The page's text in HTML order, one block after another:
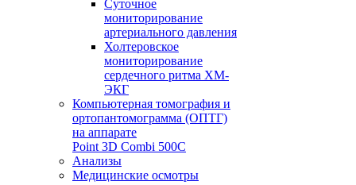
Суточное
мониторирование
артериального давления
Холтеровское
мониторирование
сердечного ритма ХМ-
ЭКГ
Компьютерная томография и
ортопантомограмма (ОПТГ)
на аппарате
Point 3D Combi 500C
Анализы
Медицинские осмотры